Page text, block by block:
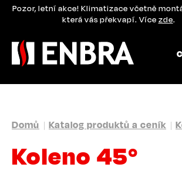
PřejítPozor, letní akce! Klimatizace včetně
která vás překvapí. Více zde.
DROBEČKOVÁ
NAVIGACE
Domů Katalog produktů a ceník
Koleno 45°